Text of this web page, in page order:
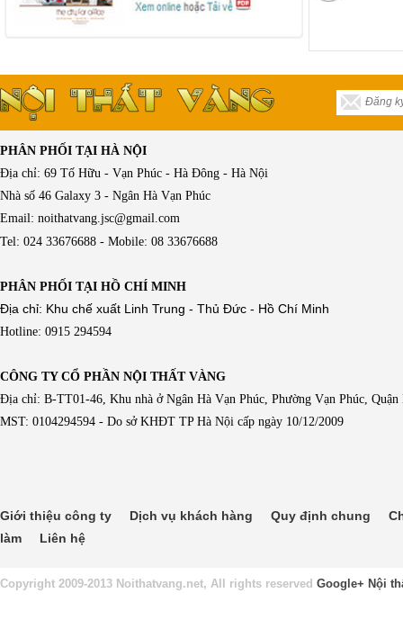
PHÂN PHỐI TẠI HÀ NỘI
Địa chỉ: 69 Tố Hữu - Vạn Phúc - Hà Đông - Hà Nội
Nhà số 46 Galaxy 3 - Ngân Hà Vạn Phúc
Email: noithatvang.jsc@gmail.com
Tel: 024 33676688 - Mobile: 08 33676688
PHÂN PHỐI TẠI HỒ CHÍ MINH
Địa chỉ: Khu chế xuất Linh Trung - Thủ Đức - Hồ Chí Minh
Hotline: 0915 294594
CÔNG TY CỔ PHẦN NỘI THẤT VÀNG
Địa chỉ: B-TT01-46, Khu nhà ở Ngân Hà Vạn Phúc, Phường Vạn Phúc,
MST: 0104294594 - Do sở KHĐT TP Hà Nội cấp ngày 10/12/2009
Giới thiệu công ty Dịch vụ khách hàng Quy định chung
làm
Liên hệ
Copyright 2009-2013 Noithatvang.net, All rights reserved Google+ Nội